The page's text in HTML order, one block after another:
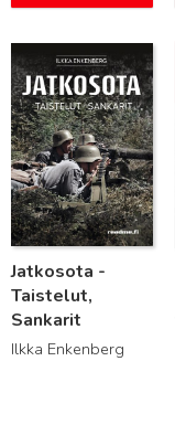
Jatkosota -
Taistelut,
Sankarit
Ilkka Enkenberg
Lue lisää